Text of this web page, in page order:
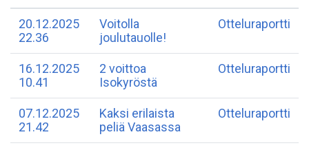
20.12.2025
22.36
​Voitolla
joulutauolle!
Otteluraportti
16.12.2025
10.41
2 voittoa
Isokyröstä
Otteluraportti
07.12.2025
21.42
Kaksi erilaista
peliä Vaasassa
Otteluraportti